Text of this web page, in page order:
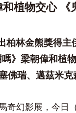
和植物交心
柏林金熊獎得主
嗎》梁朝偉和植
佛瑞、邁茲米
奇幻影展，今日（